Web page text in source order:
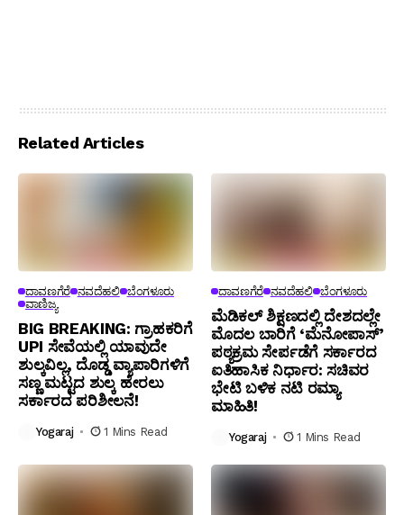
Related Articles
ದಾವಣಗೆರೆ ನವದೆಹಲಿ ಬೆಂಗಳೂರು
ವಾಣಿಜ್ಯ
BIG BREAKING: ಗ್ರಾಹಕರಿಗೆ
UPI ಸೇವೆಯಲ್ಲಿ ಯಾವುದೇ
ಶುಲ್ಕವಿಲ್ಲ, ದೊಡ್ಡ ವ್ಯಾಪಾರಿಗಳಿಗೆ
ಸಣ್ಣ ಮಟ್ಟದ ಶುಲ್ಕ ಹೇರಲು
ಸರ್ಕಾರದ ಪರಿಶೀಲನೆ!
Yogaraj 1 Mins Read
ದಾವಣಗೆರೆ ನವದೆಹಲಿ ಬೆಂಗಳೂರು
ಮೆಡಿಕಲ್ ಶಿಕ್ಷಣದಲ್ಲಿ ದೇಶದಲ್ಲೇ
ಮೊದಲ ಬಾರಿಗೆ ‘ಮೆನೋಪಾಸ್’
ಪಠ್ಯಕ್ರಮ ಸೇರ್ಪಡೆಗೆ ಸರ್ಕಾರದ
ಐತಿಹಾಸಿಕ ನಿರ್ಧಾರ: ಸಚಿವರ
ಭೇಟಿ ಬಳಿಕ ನಟಿ ರಮ್ಯಾ
ಮಾಹಿತಿ!
Yogaraj 1 Mins Read